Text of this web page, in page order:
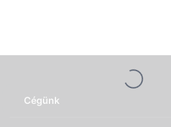
Loading...
Cégünk